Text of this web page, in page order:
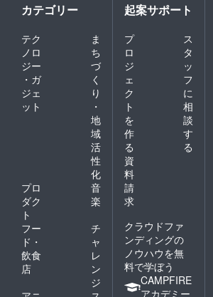
カテゴリー
テク
ノロ
ジー
・ガ
ジェ
ット
ま
ち
づ
く
り
・
地
域
活
性
化
プロ
ダク
ト
音
楽
フー
ド・
飲食
店
チ
ャ
レ
ン
ジ
起案サポート
プ
ロ
ジ
ェ
ク
ト
を
作
る
ス
タ
ッ
フ
に
相
談
す
る
資
料
請
求
クラウドファ
ンディングの
ノウハウを無
料で学ぼう
CAMPFIRE
アカデミー